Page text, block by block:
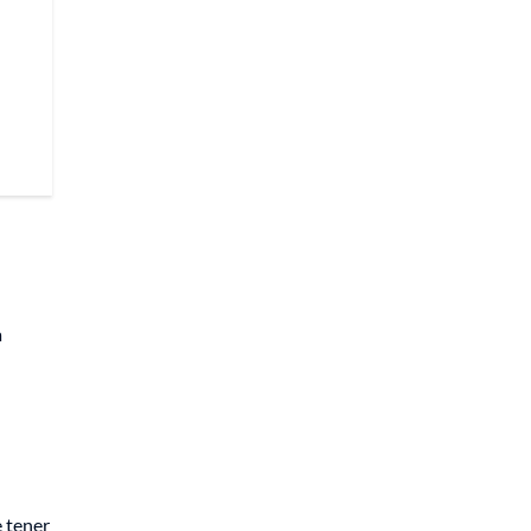
tener